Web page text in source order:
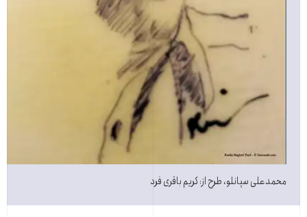
محمدعلی سپانلو، طرح از: کریم باقری فرد